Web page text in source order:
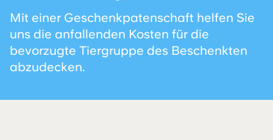
Mit einer Geschenkpatenschaft helfen Sie
uns die anfallenden Kosten für die
bevorzugte Tiergruppe des Beschenkten
abzudecken.